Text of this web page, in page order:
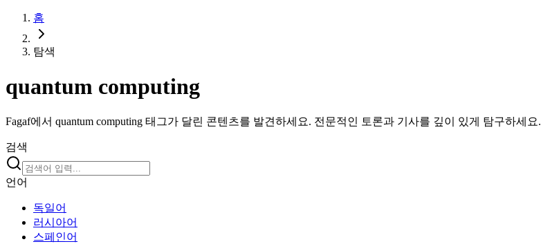
홈
탐색
quantum computing
Fagaf에서 quantum computing 태그가 달린 콘텐츠를 발견하세요. 전문적인 토론과 기사를 깊이 있게 탐구하세요.
검색
언어
독일어
러시아어
스페인어